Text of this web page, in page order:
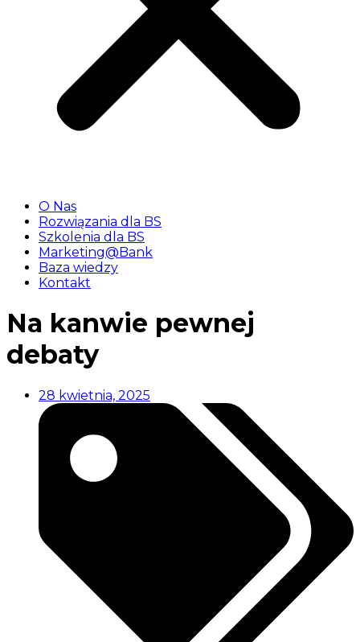
O Nas
Rozwiązania dla BS
Szkolenia dla BS
Marketing@Bank
Baza wiedzy
Kontakt
Na kanwie pewnej
debaty
28 kwietnia, 2025